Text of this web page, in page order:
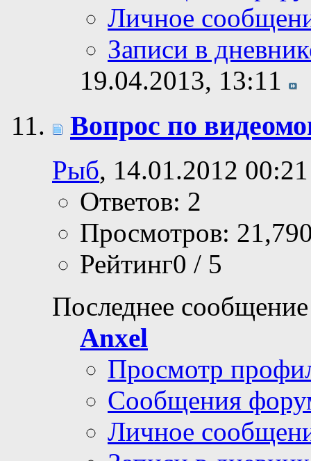
Личное
Записи в
19.04.2013, 13:11
Вопрос по
Рыб, 14.01.2012 00:21
Ответов: 2
Просмотров:
Рейтинг0 / 5
Последнее
Anxel
Просмотр
Сообщения
Личное